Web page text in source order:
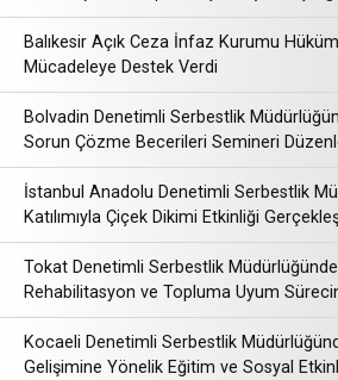
Balıkesir Açık Ceza İnfaz Kurumu
Mücadeleye Destek Verdi
Bolvadin Denetimli Serbestlik
Sorun Çözme Becerileri Semineri
İstanbul Anadolu Denetimli Serbestlik
Katılımıyla Çiçek Dikimi Etkinliği
Tokat Denetimli Serbestlik
Rehabilitasyon ve Topluma Uyum
Kocaeli Denetimli Serbestlik
Gelişimine Yönelik Eğitim ve Sosyal